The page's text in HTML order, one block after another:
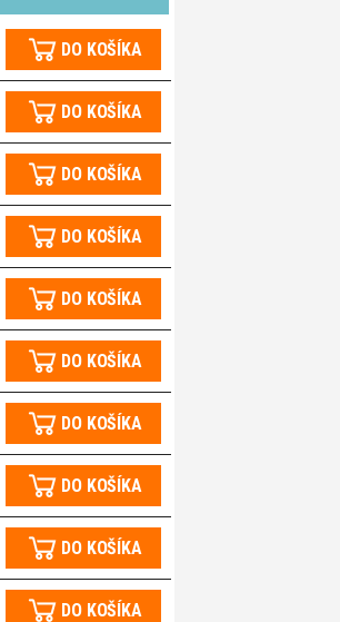
DO KOŠÍKA
DO KOŠÍKA
DO KOŠÍKA
DO KOŠÍKA
DO KOŠÍKA
DO KOŠÍKA
DO KOŠÍKA
DO KOŠÍKA
DO KOŠÍKA
DO KOŠÍKA